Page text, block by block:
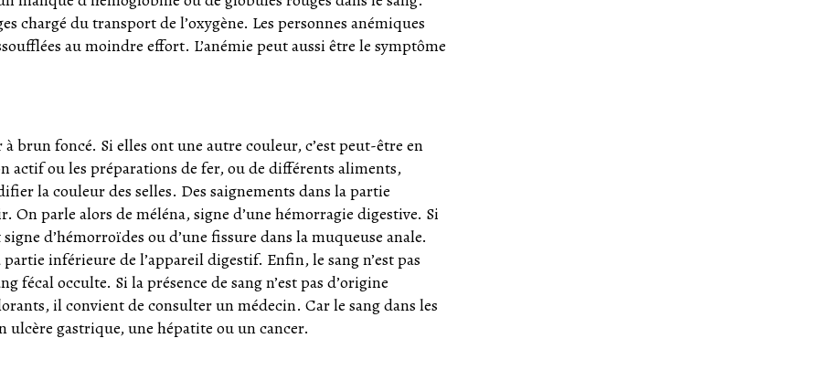
chargé du transport de l’oxygène. Les personnes anémiques
au moindre effort. L’anémie peut aussi être le symptôme
brun foncé. Si elles ont une autre couleur, c’est peut-être en
actif ou les préparations de fer, ou de différents aliments,
la couleur des selles. Des saignements dans la partie
parle alors de méléna, signe d’une hémorragie digestive. Si
d’hémorroïdes ou d’une fissure dans la muqueuse anale.
inférieure de l’appareil digestif. Enfin, le sang n’est pas
fécal occulte. Si la présence de sang n’est pas d’origine
il convient de consulter un médecin. Car le sang dans les
ulcère gastrique, une hépatite ou un cancer.